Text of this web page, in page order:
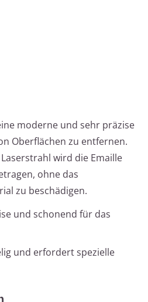
moderne und sehr präzise
Oberflächen zu entfernen.
wird die Emaille
ohne das
zu beschädigen.
und schonend für das
und erfordert spezielle